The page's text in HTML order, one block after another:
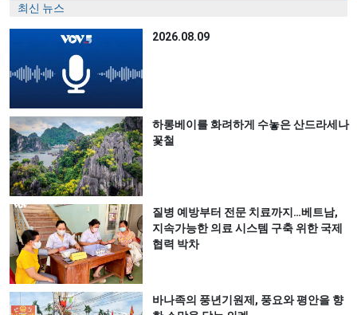
최신 뉴스
2026.08.09
하롱베이를 화려하게 수놓은 산드라세나
꽃철
질병 예방부터 전문 치료까지…베트남,
지속가능한 의료 시스템 구축 위한 국제
협력 박차
바나족의 풍년기원제, 풍요와 평안을 향